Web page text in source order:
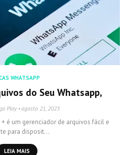
WHATSAPP
do Seu Whatsapp,
Play -agosto 21, 2023
é um gerenciador de arquivos fácil e
para disposit…
LEIA MAIS